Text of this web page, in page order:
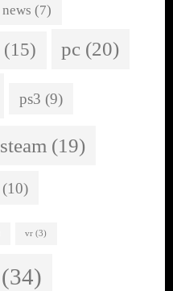
news (7)
(15) pc (20)
ps3 (9)
steam (19)
(10)
vr (3)
(34)